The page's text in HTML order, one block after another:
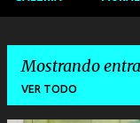
Mostrando
VER TODO